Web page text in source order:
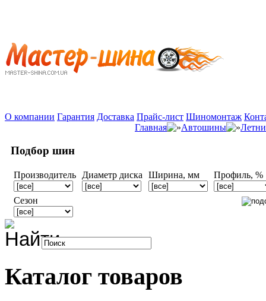
О компании Гарантия Доставка Прайс-лист Шиномонтаж
Главная
Автошины
Подбор шин
Производитель Диаметр диска Ширина, мм Профиль, %
Сезон
Каталог товаров